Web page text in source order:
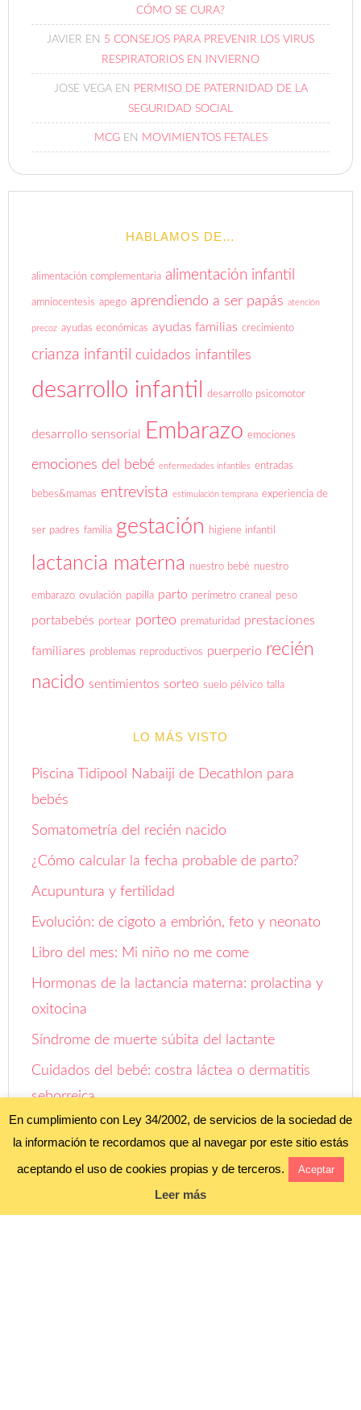
CÓMO SE CURA?
JAVIER EN 5 CONSEJOS PARA PREVENIR LOS VIRUS
RESPIRATORIOS EN INVIERNO
JOSE VEGAEN PERMISO DE PATERNIDAD DE LA
SEGURIDAD SOCIAL
MCGEN MOVIMIENTOS FETALES
HABLAMOS DE…
alimentación complementaria alimentación infantil
amniocentesis apego aprendiendo a ser papás atención
precoz ayudas económicas ayudas familias crecimiento
crianza infantil cuidados infantiles
desarrollo infantil desarrollo psicomotor
desarrollo sensorial Embarazo emociones
emociones del bebé enfermedades infantiles entradas
bebes&mamas entrevista estimulación temprana experiencia de
ser padres familia gestación higiene infantil
lactancia materna nuestro bebé nuestro
embarazo ovulación papilla parto perímetro craneal peso
portabebés portear porteo prematuridad prestaciones
familiares problemas reproductivos puerperio recién
nacido sentimientos sorteo suelo pélvico talla
LO MÁS VISTO
Piscina Tidipool Nabaiji de Decathlon para
bebés
Somatometría del recién nacido
¿Cómo calcular la fecha probable de parto?
Acupuntura y fertilidad
Evolución: de cigoto a embrión, feto y neonato
Libro del mes: Mi niño no me come
Hormonas de la lactancia materna: prolactina y
oxitocina
Síndrome de muerte súbita del lactante
Cuidados del bebé: costra láctea o dermatitis
seborreica
Entrevista a Alba de Esto es para una que lo
Aviso legal y política de privacidad
En cumplimiento con Ley 34/2002, de servicios de la sociedad de
la información te recordamos que al navegar por este sitio estás
aceptando el uso de cookies propias y de terceros.
Aceptar
Leer más